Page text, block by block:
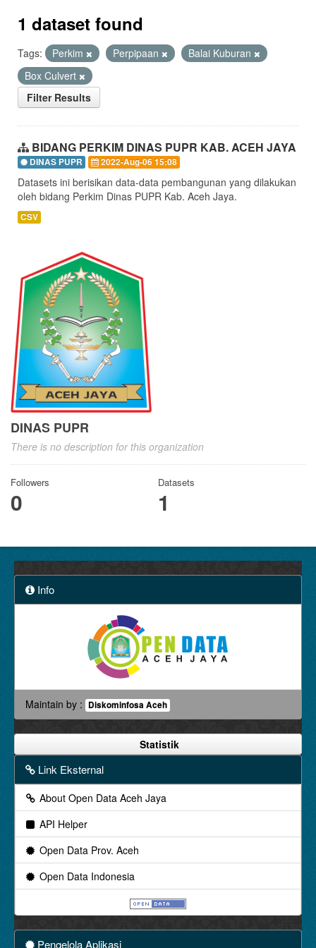
1 dataset found
Tags: Perkim Perpipaan
Balai Kuburan
Box Culvert
Filter Results
BIDANG PERKIM DINAS PUPR KAB. ACEH JAYA
DINAS PUPR 2022-Aug-06 15:08
Datasets ini berisikan data-data pembangunan yang dilakukan
oleh bidang Perkim Dinas PUPR Kab. Aceh Jaya.
CSV
DINAS PUPR
There is no description for this organization
Followers
0
Datasets
1
Info
Maintain by : Diskominfosa Aceh
Statistik
Link Eksternal
About Open Data Aceh Jaya
API Helper
Open Data Prov. Aceh
Open Data Indonesia
Pengelola Aplikasi